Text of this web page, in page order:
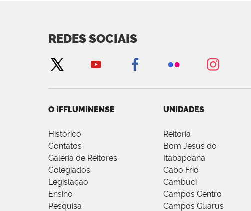
REDES SOCIAIS
O IFFLUMINENSE
Histórico
Contatos
Galeria de Reitores
Colegiados
Legislação
Ensino
Pesquisa
UNIDADES
Reitoria
Bom Jesus do
Itabapoana
Cabo Frio
Cambuci
Campos Centro
Campos Guarus